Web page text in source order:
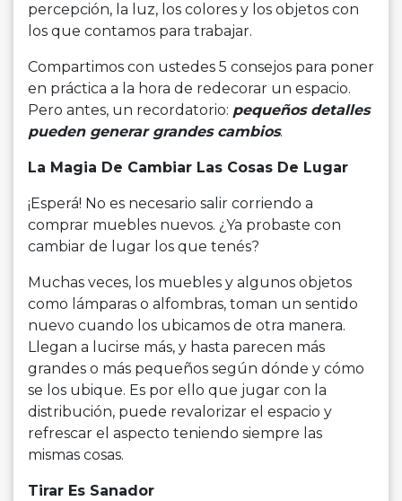
percepción, la luz, los colores y los objetos con
los que contamos para trabajar.
Compartimos con ustedes 5 consejos para poner
en práctica a la hora de redecorar un espacio.
Pero antes, un recordatorio: pequeños detalles
pueden generar grandes cambios.
La Magia De Cambiar Las Cosas De Lugar
¡Esperá! No es necesario salir corriendo a
comprar muebles nuevos. ¿Ya probaste con
cambiar de lugar los que tenés?
Muchas veces, los muebles y algunos objetos
como lámparas o alfombras, toman un sentido
nuevo cuando los ubicamos de otra manera.
Llegan a lucirse más, y hasta parecen más
grandes o más pequeños según dónde y cómo
se los ubique. Es por ello que jugar con la
distribución, puede revalorizar el espacio y
refrescar el aspecto teniendo siempre las
mismas cosas.
Tirar Es Sanador